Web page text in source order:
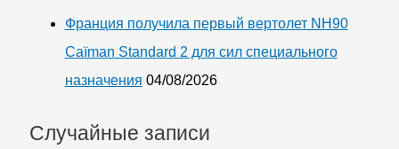
Франция получила первый вертолет NH90
Caïman Standard 2 для сил специального
назначения 04/08/2026
Случайные записи